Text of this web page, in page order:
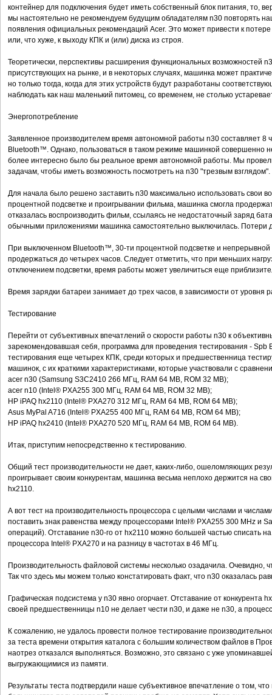
контейнер для подключения будет иметь собственный блок питания, то,
мы настоятельно не рекомендуем будущим обладателям n30 повторять
появления официальных рекомендаций Acer. Это может привести к
или, что хуже, к выходу КПК и (или) диска из строя.
Теоретически, перспективы расширения функциональных возможностей
присутствующих на рынке, и в некоторых случаях, машинка может
но только тогда, когда для этих устройств будут разработаны
наблюдать как наш маленький питомец, со временем, не столько
Энергопотребление
Заявленное производителем время автономной работы n30 составляет 8
Bluetooth™. Однако, пользоваться в таком режиме машинкой совершенно
более интересно было бы реальное время автономной работы. Мы
задачам, чтобы иметь возможность посмотреть на n30 "трезвым взглядом".
Для начала было решено заставить n30 максимально использовать свои
процентной подсветке и проигрывании фильма, машинка смогла
отказалась воспроизводить фильм, ссылаясь не недостаточный заряд
обычными приложениями машинка самостоятельно выключилась. Потери
При выключенном Bluetooth™, 30-ти процентной подсветке и
продержаться до четырех часов. Следует отметить, что при меньших
отключением подсветки, время работы может увеличиться еще
Время зарядки батареи занимает до трех часов, в зависимости от уровня
Тестирование
Перейти от субъективных впечатлений о скорости работы n30 к
зарекомендовавшая себя, программа для проведения тестирования -
тестирования еще четырех КПК, среди которых и предшественница
машинок, с их краткими характеристиками, которые участвовали с
acer n30 (Samsung S3C2410 266 MГц, RAM 64 MB, ROM 32 MB);
acer n10 (Intel® PXA255 300 МГц, RAM 64 MB, ROM 32 MB);
HP iPAQ hx2110 (Intel® PXA270 312 МГц, RAM 64 MB, ROM 64 MB);
Asus MyPal A716 (Intel® PXA255 400 МГц, RAM 64 MB, ROM 64 MB);
HP iPAQ hx2410 (Intel® PXA270 520 МГц, RAM 64 MB, ROM 64 MB).
Итак, приступим непосредственно к тестированию.
Общий тест производительности не дает, каких-либо, ошеломляющих
проигрывает своим конкурентам, машинка весьма неплохо держится на
hx2110.
А вот тест на производительность процессора с целыми числами и
поставить знак равенства между процессорами Intel® PXA255 300 MHz и
операций). Отставание n30-го от hx2110 можно большей частью списать
процессора Intel® PXA270 и на разницу в частотах в 46 MГц.
Производительность файловой системы несколько озадачила. Очевидно,
Так что здесь мы можем только констатировать факт, что n30 оказалась
Графическая подсистема у n30 явно огорчает. Отставание от конкурента
своей предшественницы n10 не делает чести n30, и даже не n30, а
К сожалению, не удалось провести полное тестирование
за теста времени открытия каталога с большим количеством файлов в
наотрез отказался выполняться. Возможно, это связано с уже
выгружающимися из памяти.
Результаты теста подтвердили наше субъективное впечатление о том,